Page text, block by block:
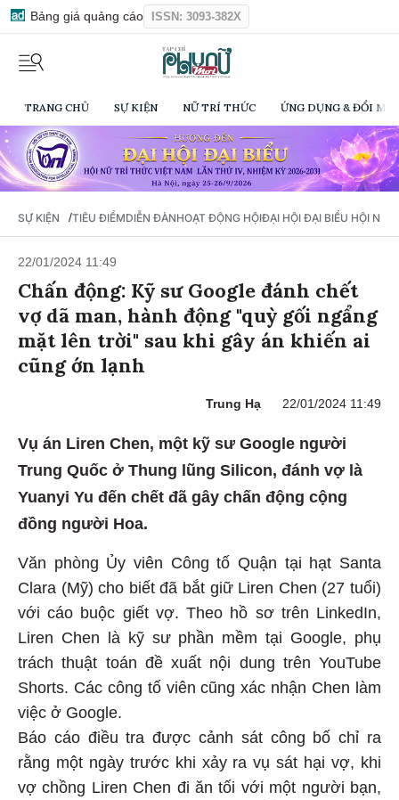
Bảng giá quảng cáo ISSN: 3093-382X
TRANG CHỦ SỰ KIỆN NỮ TRÍ THỨC ỨNG DỤNG & ĐỔI
SỰ KIỆN /TIÊU ĐIỂMDIỄN ĐÀNHOẠT ĐỘNG HỘIĐẠI HỘI ĐẠI BIỂU HỘI NỮ
22/01/2024 11:49
Chấn động: Kỹ sư Google đánh chết
vợ dã man, hành động "quỳ gối ngẩng
mặt lên trời" sau khi gây án khiến ai
cũng ớn lạnh
Trung Hạ 22/01/2024 11:49
Vụ án Liren Chen, một kỹ sư Google người
Trung Quốc ở Thung lũng Silicon, đánh vợ là
Yuanyi Yu đến chết đã gây chấn động cộng
đồng người Hoa.
Văn phòng Ủy viên Công tố Quận tại hạt Santa
Clara (Mỹ) cho biết đã bắt giữ Liren Chen (27 tuổi)
với cáo buộc giết vợ. Theo hồ sơ trên LinkedIn,
Liren Chen là kỹ sư phần mềm tại Google, phụ
trách thuật toán đề xuất nội dung trên YouTube
Shorts. Các công tố viên cũng xác nhận Chen làm
việc ở Google.
Báo cáo điều tra được cảnh sát công bố chỉ ra
rằng một ngày trước khi xảy ra vụ sát hại vợ, khi
vợ chồng Liren Chen đi ăn tối với một người bạn,